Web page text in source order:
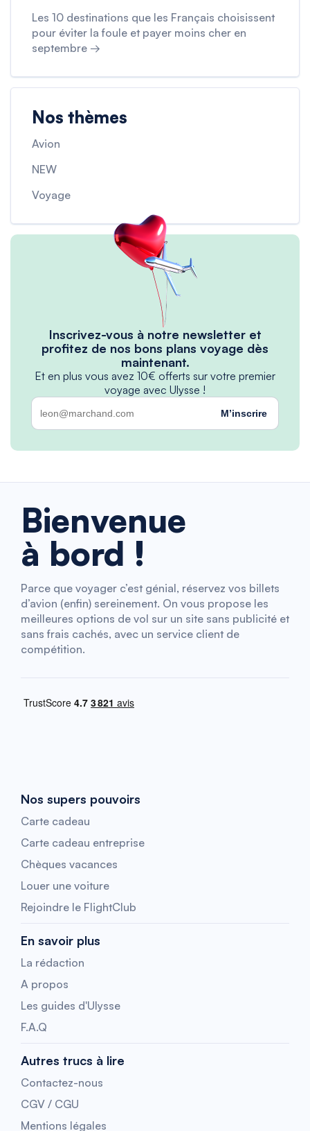
Les 10 destinations que les Français choisissent
pour éviter la foule et payer moins cher en
septembre →
Nos thèmes
Avion
NEW
Voyage
Inscrivez-vous à notre newsletter et
profitez de nos bons plans voyage dès
maintenant.
Et en plus vous avez 10€ offerts sur votre premier
voyage avec Ulysse !
M’inscrire
Bienvenue
à bord !
Parce que voyager c’est génial, réservez vos billets
d’avion (enfin) sereinement. On vous propose les
meilleures options de vol sur un site sans publicité et
sans frais cachés, avec un service client de
compétition.
Nos supers pouvoirs
Carte cadeau
Carte cadeau entreprise
Chèques vacances
Louer une voiture
Rejoindre le FlightClub
En savoir plus
La rédaction
A propos
Les guides d'Ulysse
F.A.Q
Autres trucs à lire
Contactez-nous
CGV / CGU
Mentions légales